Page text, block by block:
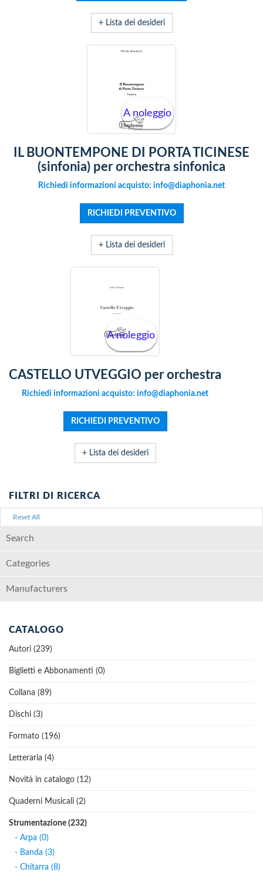
+ Lista dei desideri
A noleggio
IL BUONTEMPONE DI PORTA TICINESE
(sinfonia) per orchestra sinfonica
Richiedi informazioni acquisto: info@diaphonia.net
+ Lista dei desideri
A noleggio
CASTELLO UTVEGGIO per orchestra
Richiedi informazioni acquisto: info@diaphonia.net
+ Lista dei desideri
FILTRI DI RICERCA
Reset All
Search
Categories
Manufacturers
CATALOGO
Autori (239)
Biglietti e Abbonamenti (0)
Collana (89)
Dischi (3)
Formato (196)
Letteraria (4)
Novità in catalogo (12)
Quaderni Musicali (2)
Strumentazione (232)
- Arpa (0)
- Banda (3)
- Chitarra (8)